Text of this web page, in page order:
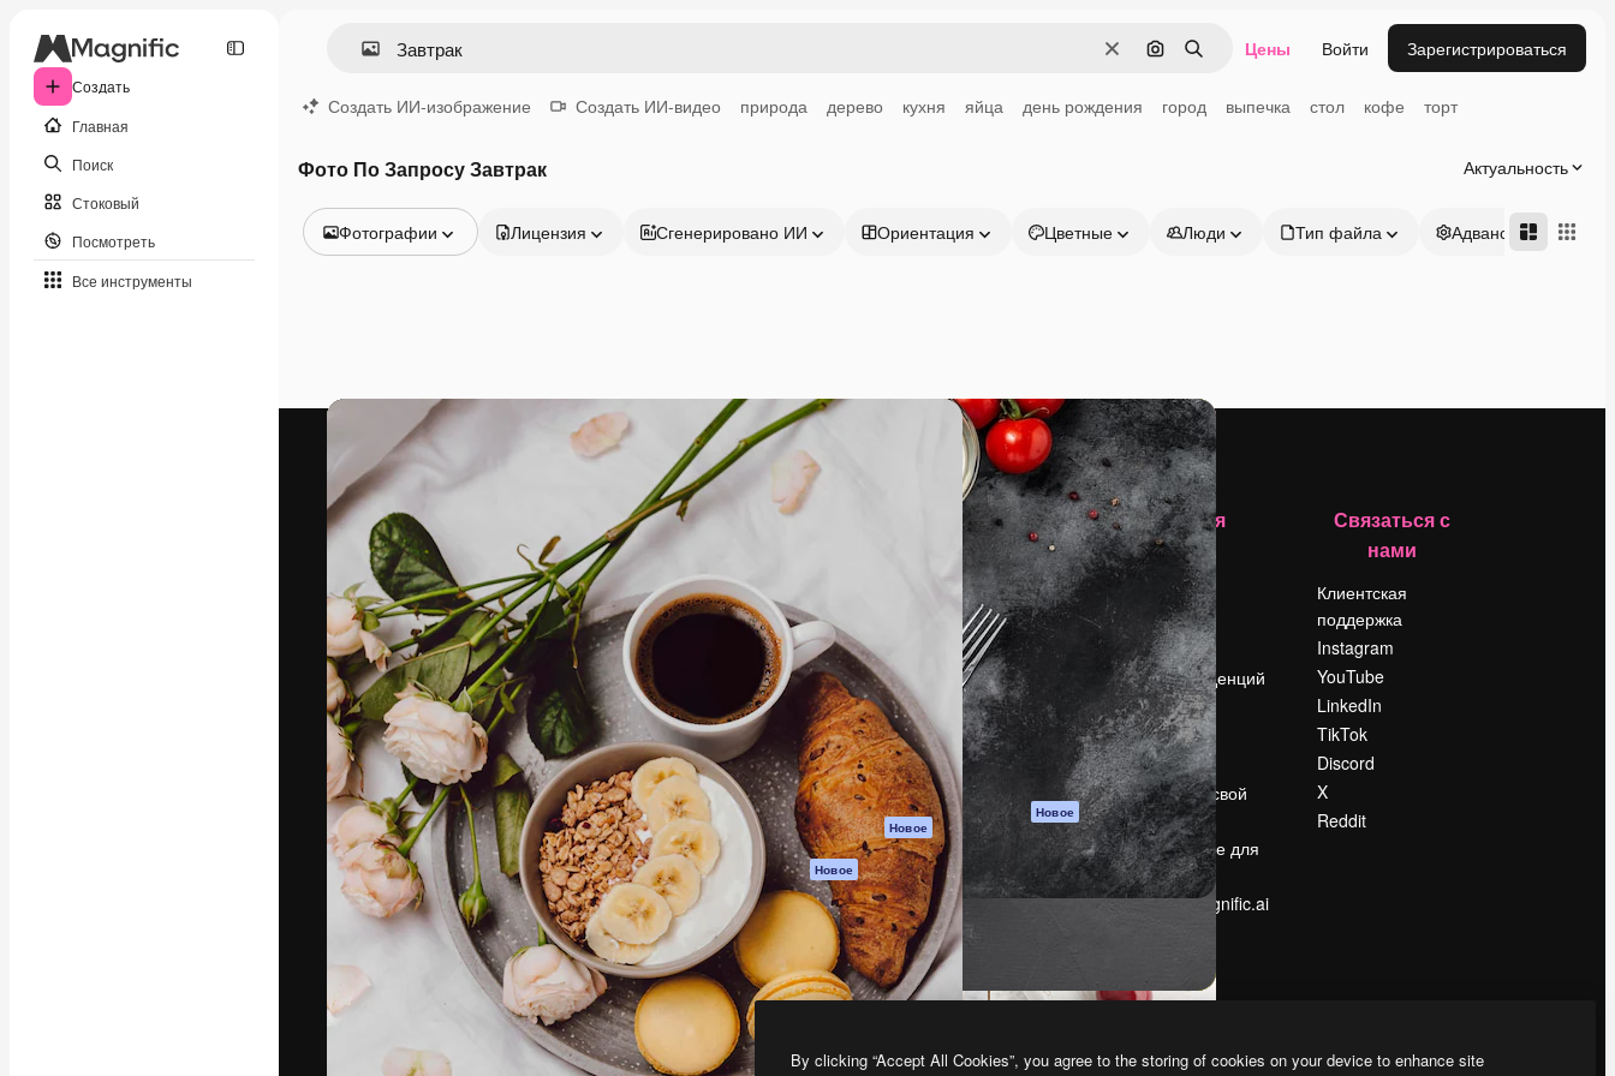
Создать
Главная
Поиск
Стоковый
Посмотреть
Все инструменты
ОчиститьПоиск по изображению
Поиск Цены Войти Зарегистрироваться
Создать ИИ-изображение Создать ИИ-видео природа дерево кухня яйца день рождения город выпечка стол кофе торт
Фото По Запросу Завтрак Актуальность
Фотографии
Видео
Моушн-дизайн
Видеошаблоны
Иконки
3D-модели
Шрифты
Лицензия Сгенерировано ИИ Ориентация Цветные Люди Тип файла Адвансд
Креативная платформа для создания
ваших лучших работ. Более 1 миллиона
подписчиков среди креаторов,
предприятий, агентств и студий.
Pусский
Продукция
ИИ-помощник
Генератор
изображений ИИ
Генератор видео
ИИ
Генератор голоса
на основе ИИ
Стоковый контент
MCP для
Claude/ChatGPT
Новое
Агенты Новое
API
Мобильное
приложение
Все инструменты
Magnific
Начать
Academy
Документация по
Пакету ИИ
Служба
поддержки
Условия и
положения
Политика
конфиденциальности
Оригиналы Новое
Политика файлов
cookie
Центр доверия
Партнеры
Предприятие
Компания
Цены
О нас
Reviews
Вакансии
Поиск тенденций
Блог
События
Slidesgo
Продайте свой
контент
Помещение для
прессы
Ищете magnific.ai
Связаться с
нами
Клиентская
поддержка
Instagram
YouTube
LinkedIn
TikTok
Discord
X
Reddit
By clicking “Accept All Cookies”, you agree to the storing of cookies on your device to enhance site